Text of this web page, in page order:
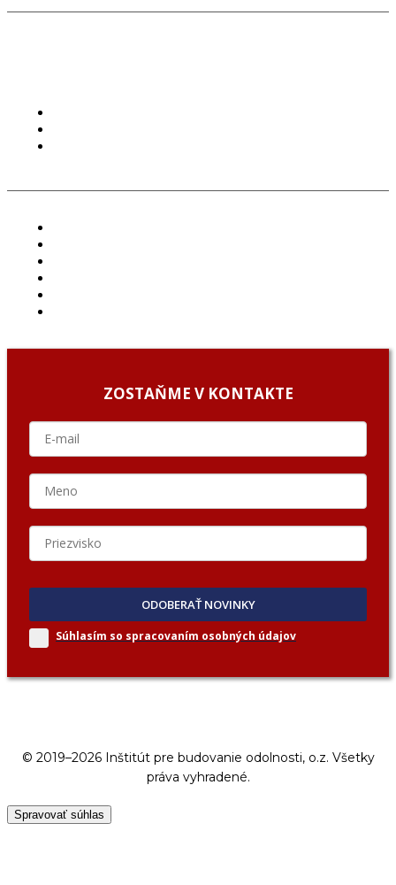
ZOSTAŇME V KONTAKTE
ODOBERAŤ NOVINKY
Súhlasím so spracovaním osobných údajov
© 2019–2026 Inštitút pre budovanie odolnosti, o.z. Všetky
práva vyhradené.
Spravovať súhlas